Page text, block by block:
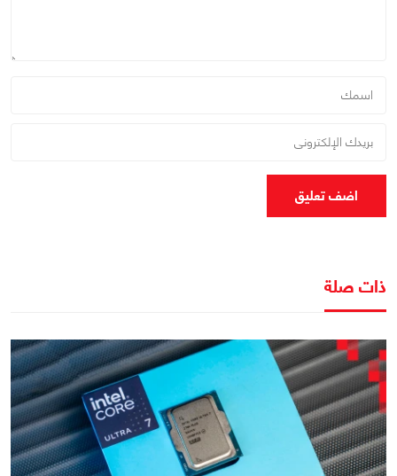
اضف تعليق
ذات صلة